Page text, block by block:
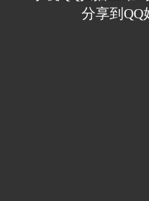
分享到QQ